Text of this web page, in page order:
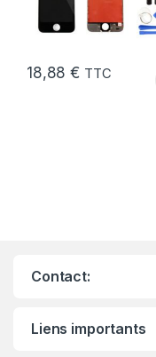
18,88€ TTC
Contact:
Liens importants